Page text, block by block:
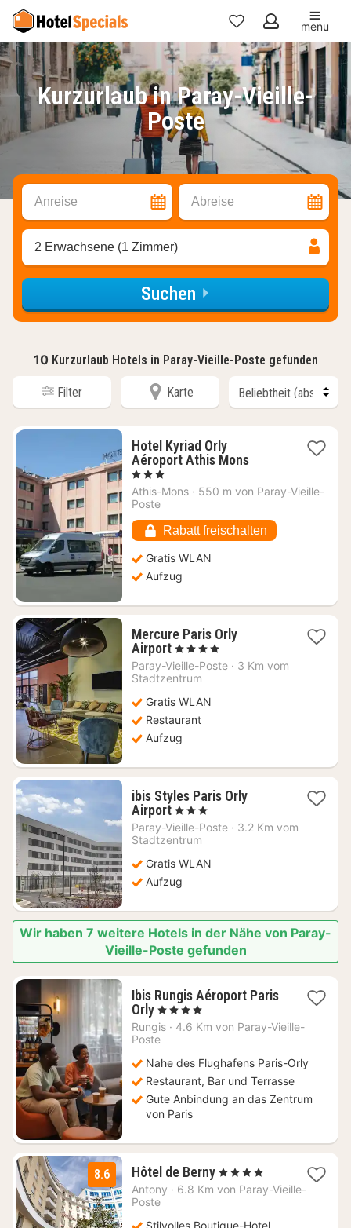
Meine
Favoriten
menu
Kurzurlaub in Paray-Vieille-
Poste
Anreise Abreise
2 Erwachsene (1 Zimmer)
Suchen
10 Kurzurlaub Hotels in Paray-Vieille-Poste gefunden
Filter Karte
Hotel Kyriad Orly
Aéroport Athis Mons1
ab
, 3 Sterne
Athis-Mons · 550 m von Paray-Vieille-
Poste
Rabatt freischalten
Gratis WLAN
Aufzug
Mercure Paris Orly
Airport1
Nacht
ab
€
, 4 Sterne
Paray-Vieille-Poste · 3 Km vom
Stadtzentrum
Gratis WLAN
Restaurant
Aufzug
ibis Styles Paris Orly
Airport1
Nacht
ab
€
, 3 Sterne
Paray-Vieille-Poste · 3.2 Km vom
Stadtzentrum
Gratis WLAN
Aufzug
Wir haben 7 weitere Hotels in der Nähe von Paray-
Vieille-Poste gefunden
Ibis Rungis Aéroport Paris
Orly1
Nacht
ab
€
, 4 Sterne
Rungis · 4.6 Km von Paray-Vieille-
Poste
Nahe des Flughafens Paris-Orly
Restaurant, Bar und Terrasse
Gute Anbindung an das Zentrum
von Paris
8.6 Hôtel de Berny2
Nächte
, 4 Sterne
Antony · 6.8 Km von Paray-Vieille-
Poste
Stilvolles Boutique-Hotel